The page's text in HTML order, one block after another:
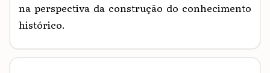
na perspectiva da construção do conhecimento
histórico.